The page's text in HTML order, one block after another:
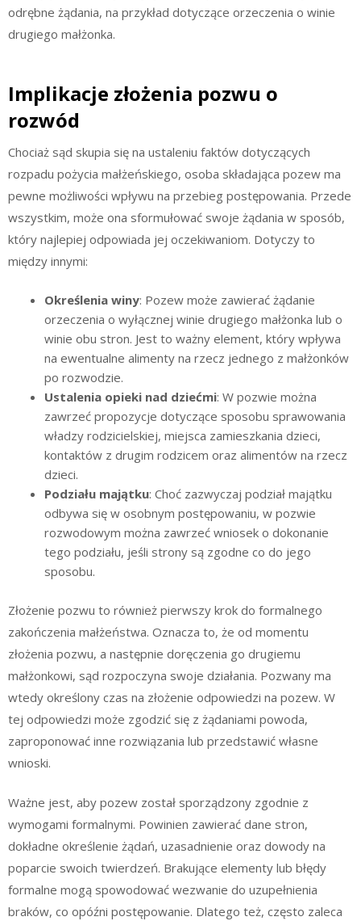
odrębne żądania, na przykład dotyczące orzeczenia o winie
drugiego małżonka.
Implikacje złożenia pozwu o
rozwód
Chociaż sąd skupia się na ustaleniu faktów dotyczących
rozpadu pożycia małżeńskiego, osoba składająca pozew ma
pewne możliwości wpływu na przebieg postępowania. Przede
wszystkim, może ona sformułować swoje żądania w sposób,
który najlepiej odpowiada jej oczekiwaniom. Dotyczy to
między innymi:
Określenia winy: Pozew może zawierać żądanie
orzeczenia o wyłącznej winie drugiego małżonka lub o
winie obu stron. Jest to ważny element, który wpływa
na ewentualne alimenty na rzecz jednego z małżonków
po rozwodzie.
Ustalenia opieki nad dziećmi: W pozwie można
zawrzeć propozycje dotyczące sposobu sprawowania
władzy rodzicielskiej, miejsca zamieszkania dzieci,
kontaktów z drugim rodzicem oraz alimentów na rzecz
dzieci.
Podziału majątku: Choć zazwyczaj podział majątku
odbywa się w osobnym postępowaniu, w pozwie
rozwodowym można zawrzeć wniosek o dokonanie
tego podziału, jeśli strony są zgodne co do jego
sposobu.
Złożenie pozwu to również pierwszy krok do formalnego
zakończenia małżeństwa. Oznacza to, że od momentu
złożenia pozwu, a następnie doręczenia go drugiemu
małżonkowi, sąd rozpoczyna swoje działania. Pozwany ma
wtedy określony czas na złożenie odpowiedzi na pozew. W
tej odpowiedzi może zgodzić się z żądaniami powoda,
zaproponować inne rozwiązania lub przedstawić własne
wnioski.
Ważne jest, aby pozew został sporządzony zgodnie z
wymogami formalnymi. Powinien zawierać dane stron,
dokładne określenie żądań, uzasadnienie oraz dowody na
poparcie swoich twierdzeń. Brakujące elementy lub błędy
formalne mogą spowodować wezwanie do uzupełnienia
braków, co opóźni postępowanie. Dlatego też, często zaleca